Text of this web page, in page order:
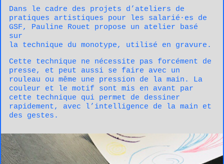
Dans le cadre des projets d’ateliers de
pratiques artistiques pour les salarié·es de
GSF, Pauline Rouet propose un atelier basé
sur
la technique du monotype, utilisé en gravure.
Cette technique ne nécessite pas forcément de
presse, et peut aussi se faire avec un
rouleau ou même une pression de la main. La
couleur et le motif sont mis en avant par
cette technique qui permet de dessiner
rapidement, avec l’intelligence de la main et
des gestes.